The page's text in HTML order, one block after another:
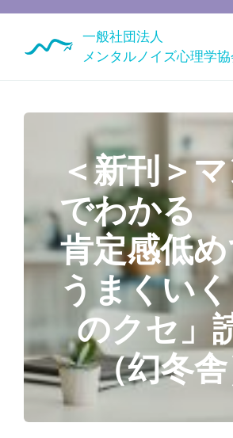
Skip
content
一般社団法人
メンタルノイズ心理学協
カウンセラー一覧
ニュース
お問い合わせ
＜新刊＞
でわかる
肯定感低
うまくい
のクセ」
（幻冬